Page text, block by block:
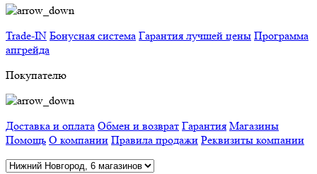
Trade-IN Бонусная система Гарантия лучшей цены Программа
апгрейда
Покупателю
Доставка и оплата Обмен и возврат Гарантия Магазины
Помощь О компании Правила продажи Реквизиты компании